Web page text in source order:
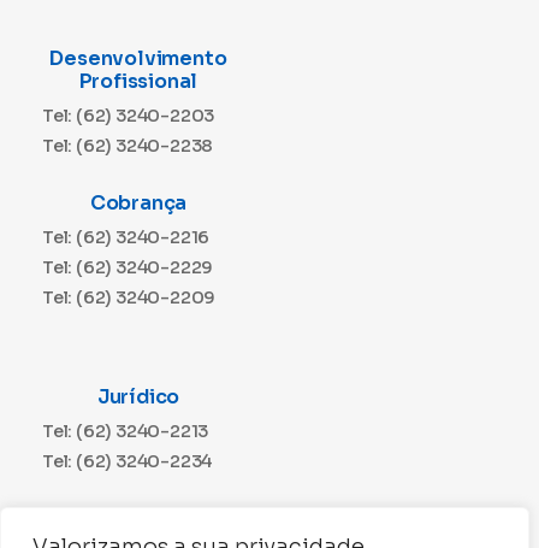
Desenvolvimento
Profissional
Tel: (62) 3240-2203
Tel: (62) 3240-2238
Cobrança
Tel: (62) 3240-2216
Tel: (62) 3240-2229
Tel: (62) 3240-2209
Jurídico
Tel: (62) 3240-2213
Tel: (62) 3240-2234